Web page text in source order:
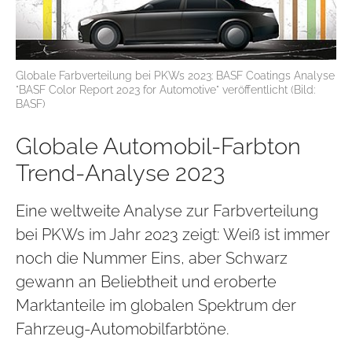
Globale Farbverteilung bei PKWs 2023: BASF Coatings Analyse
"BASF Color Report 2023 for Automotive" veröffentlicht (Bild:
BASF)
Globale Automobil-Farbton
Trend-Analyse 2023
Eine weltweite Analyse zur Farbverteilung
bei PKWs im Jahr 2023 zeigt: Weiß ist immer
noch die Nummer Eins, aber Schwarz
gewann an Beliebtheit und eroberte
Marktanteile im globalen Spektrum der
Fahrzeug-Automobilfarbtöne.